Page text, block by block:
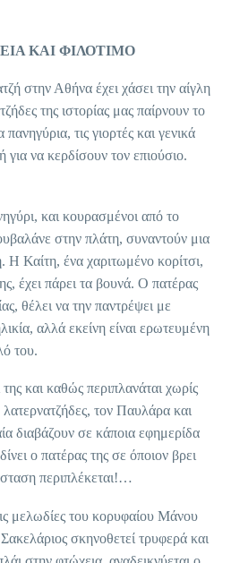
ΚΑΙ ΦΙΛΟΤΙΜΟ
στην Αθήνα έχει χάσει την αίγλη
της ιστορίας μας παίρνουν το
τις γιορτές και γενικά
να κερδίσουν τον επιούσιο.
και κουρασμένοι από το
στην πλάτη, συναντούν μια
Καίτη, ένα χαριτωμένο κορίτσι,
έχει πάρει τα βουνά. Ο πατέρας
θέλει να την παντρέψει με
αλλά εκείνη είναι ερωτευμένη
του.
και καθώς περιπλανάται χωρίς
τον Παυλάρα και
διαβάζουν σε κάποια εφημερίδα
ο πατέρας της σε όποιον βρει
περιπλέκεται!…
μελωδίες του κορυφαίου Μάνου
σκηνοθετεί τρυφερά και